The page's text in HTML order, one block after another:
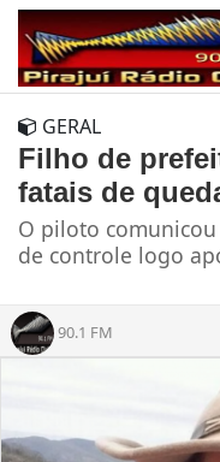
GERAL
Filho de
fatais de
O piloto
de controle logo
90.1 FM